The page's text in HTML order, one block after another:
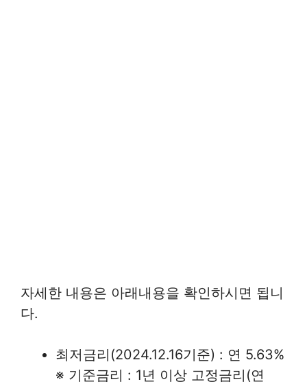
자세한 내용은 아래내용을 확인하시면 됩니
다.
최저금리(2024.12.16기준) : 연 5.63%
※ 기준금리 : 1년 이상 고정금리(연